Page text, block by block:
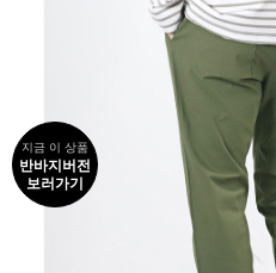
지금 이 상품
반바지버전
보러가기